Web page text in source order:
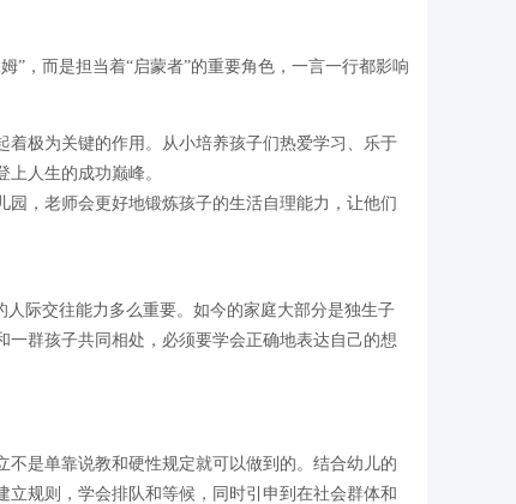
”，而是担当着“启蒙者”的重要角色，一言一行都影响
极为关键的作用。从小培养孩子们热爱学习、乐于
人生的成功巅峰。
，老师会更好地锻炼孩子的生活自理能力，让他们
际交往能力多么重要。如今的家庭大部分是独生子
群孩子共同相处，必须要学会正确地表达自己的想
是单靠说教和硬性规定就可以做到的。结合幼儿的
规则，学会排队和等候，同时引申到在社会群体和